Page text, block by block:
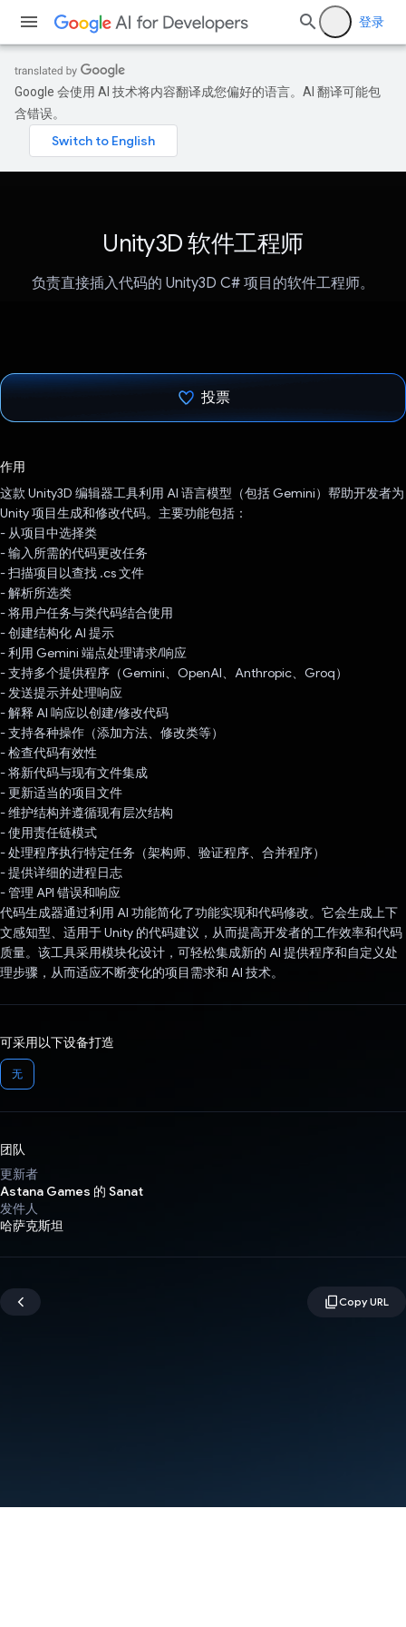
登录
Google 会使用 AI 技术将内容翻译成您偏好的语言。AI 翻译可能包
含错误。
Unity3D 软件工程师
负责直接插入代码的 Unity3D C# 项目的软件工程师。
投票
作用
这款 Unity3D 编辑器工具利用 AI 语言模型（包括 Gemini）帮助开发者为
Unity 项目生成和修改代码。主要功能包括：
- 从项目中选择类
- 输入所需的代码更改任务
- 扫描项目以查找 .cs 文件
- 解析所选类
- 将用户任务与类代码结合使用
- 创建结构化 AI 提示
- 利用 Gemini 端点处理请求/响应
- 支持多个提供程序（Gemini、OpenAI、Anthropic、Groq）
- 发送提示并处理响应
- 解释 AI 响应以创建/修改代码
- 支持各种操作（添加方法、修改类等）
- 检查代码有效性
- 将新代码与现有文件集成
- 更新适当的项目文件
- 维护结构并遵循现有层次结构
- 使用责任链模式
- 处理程序执行特定任务（架构师、验证程序、合并程序）
- 提供详细的进程日志
- 管理 API 错误和响应
代码生成器通过利用 AI 功能简化了功能实现和代码修改。它会生成上下
文感知型、适用于 Unity 的代码建议，从而提高开发者的工作效率和代码
质量。该工具采用模块化设计，可轻松集成新的 AI 提供程序和自定义处
理步骤，从而适应不断变化的项目需求和 AI 技术。
可采用以下设备打造
无
团队
更新者
Astana Games 的 Sanat
发件人
哈萨克斯坦